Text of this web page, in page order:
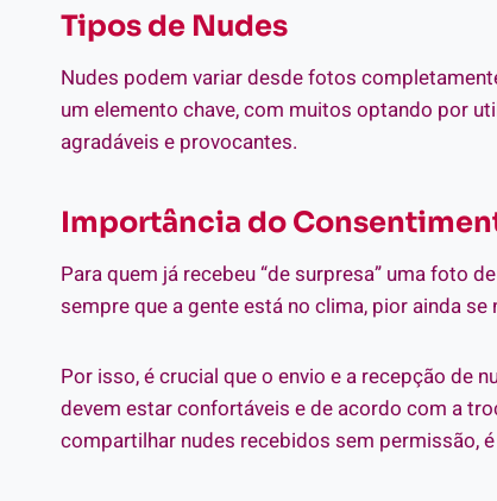
Tipos de Nudes
Nudes podem variar desde fotos
um elemento chave, com muitos optando por
agradáveis e provocantes.
Importância do
Para quem já recebeu “de surpresa” uma foto
sempre que a gente está no clima, pior ainda
Por isso, é crucial que o envio e a recepção de
devem estar confortáveis e de acordo com a
compartilhar nudes recebidos sem permissão,